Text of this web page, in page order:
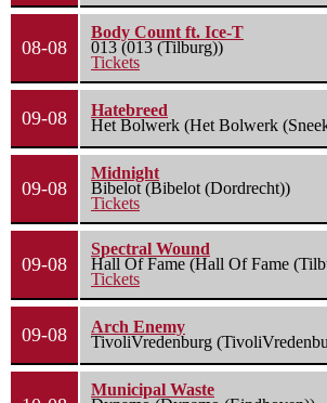
08-08
Body Count ft. Ice-T
013 (013 (Tilburg))
Tickets
09-08
Hatebreed
Het Bolwerk (Het Bolwerk
09-08
Midnight
Bibelot (Bibelot (Dordrecht))
Tickets
09-08
Spectral Wound
Hall Of Fame (Hall Of Fame
Tickets
09-08
Arch Enemy
TivoliVredenburg
Municipal Waste